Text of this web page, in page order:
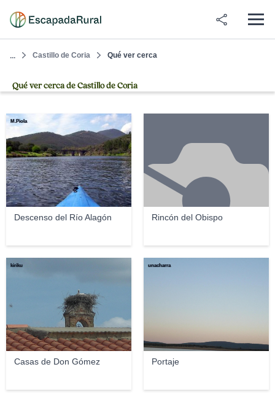
... Castillo de Coria Qué ver cerca
Qué ver cerca de Castillo de Coria
Descenso del Río Alagón
M.Piola
Rincón del Obispo
Casas de Don Gómez
kiriku
Portaje
unacharra